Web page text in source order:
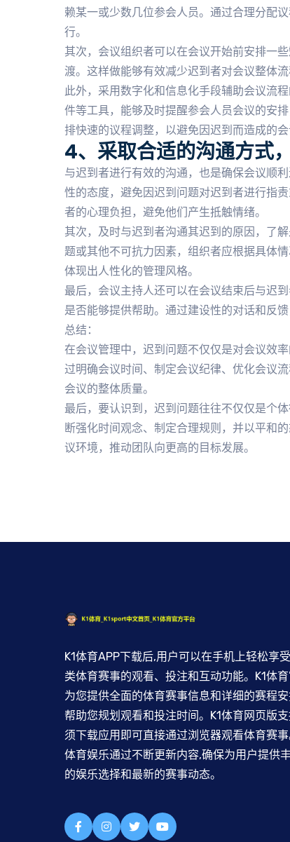
赖某一或少数几位参会人员。通过合理分配
行。
其次，会议组织者可以在会议开始前安排一
渡。这样做能够有效减少迟到者对会议整体
此外，采用数字化和信息化手段辅助会议流
件等工具，能够及时提醒参会人员会议的安
排快速的议程调整，以避免因迟到而造成的会
4、采取合适的沟通方式
与迟到者进行有效的沟通，也是确保会议顺
性的态度，避免因迟到问题对迟到者进行指
者的心理负担，避免他们产生抵触情绪。
其次，及时与迟到者沟通其迟到的原因，了
题或其他不可抗力因素，组织者应根据具体
体现出人性化的管理风格。
最后，会议主持人还可以在会议结束后与迟
是否能够提供帮助。通过建设性的对话和反
总结：
在会议管理中，迟到问题不仅仅是对会议效
过明确会议时间、制定会议纪律、优化会议
会议的整体质量。
最后，要认识到，迟到问题往往不仅仅是个
断强化时间观念、制定合理规则，并以平和
议环境，推动团队向更高的目标发展。
K1体育APP下载后,用户可以在手机上轻松享
类体育赛事的观看、投注和互动功能。K1体
为您提供全面的体育赛事信息和详细的赛程
帮助您规划观看和投注时间。K1体育网页版
须下载应用即可直接通过浏览器观看体育赛事
体育娱乐通过不断更新内容,确保为用户提供
的娱乐选择和最新的赛事动态。